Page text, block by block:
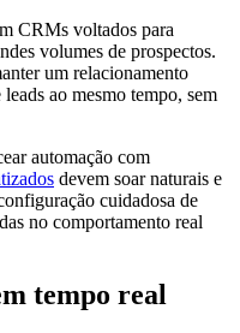
CRMs voltados para
volumes de prospectos.
um relacionamento
ao mesmo tempo, sem
automação com
devem soar naturais e
cuidadosa de
no comportamento real
tempo real